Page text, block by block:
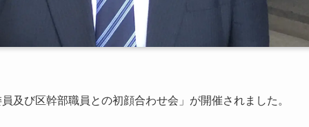
及び区幹部職員との初顔合わせ会」が開催されました。